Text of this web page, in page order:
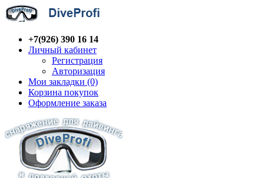
+7(926) 390 16 14
Личный кабинет
Регистрация
Авторизация
Мои закладки (0)
Корзина покупок
Оформление заказа